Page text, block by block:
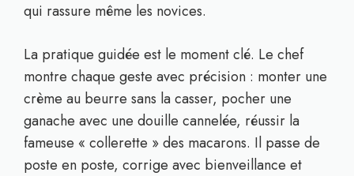
qui rassure même les novices.
La pratique guidée est le moment clé. Le chef
montre chaque geste avec précision : monter une
crème au beurre sans la casser, pocher une
ganache avec une douille cannelée, réussir la
fameuse « collerette » des macarons. Il passe de
poste en poste, corrige avec bienveillance et